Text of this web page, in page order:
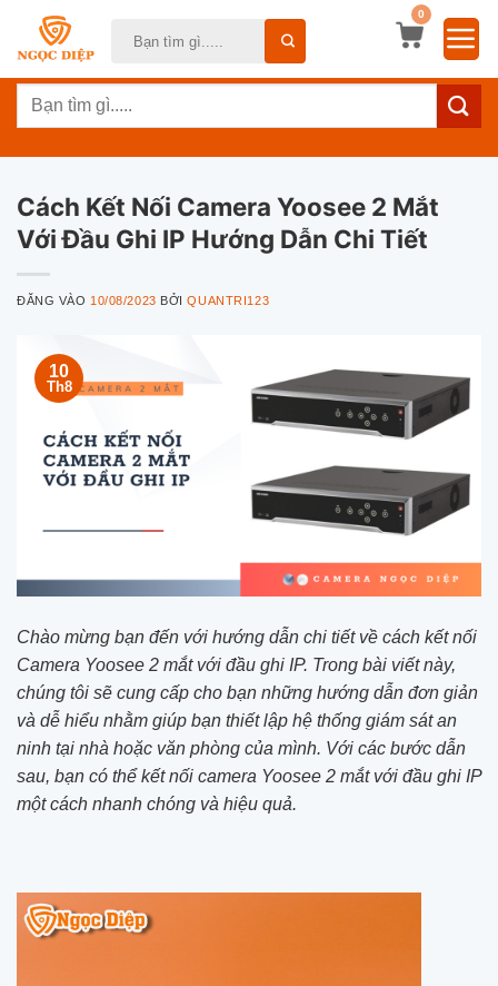
dung
0
Tìm
Cách Kết Nối Camera Yoosee 2 Mắt
Với Đầu Ghi IP Hướng Dẫn Chi Tiết
ĐĂNG VÀO 10/08/2023 BỞIQUANTRI123
10
Th8
Chào mừng bạn đến với hướng dẫn chi tiết về cách kết nối
Camera Yoosee 2 mắt với đầu ghi IP. Trong bài viết này,
chúng tôi sẽ cung cấp cho bạn những hướng dẫn đơn giản
và dễ hiểu nhằm giúp bạn thiết lập hệ thống giám sát an
ninh tại nhà hoặc văn phòng của mình. Với các bước dẫn
sau, bạn có thể kết nối camera Yoosee 2 mắt với đầu ghi IP
một cách nhanh chóng và hiệu quả.